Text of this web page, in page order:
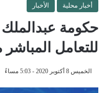
أخبار محلية الأخبار
حكومة عبدالملك
للتعامل المباشر
الخميس 8 أكتوبر 2020 - 5:03 مساءً